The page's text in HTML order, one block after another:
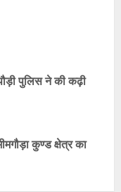
पुलिस ने की कढ़ी
कुण्ड क्षेत्र का